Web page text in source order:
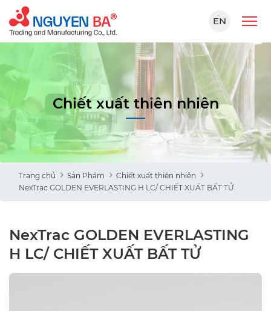
EN
Chiết xuất thiên nhiên
Trang chủ Sản Phẩm
Chiết xuất thiên nhiên
NexTrac GOLDEN EVERLASTING H LC/ CHIẾT XUẤT BẤT TỬ
NexTrac GOLDEN EVERLASTING
H LC/ CHIẾT XUẤT BẤT TỬ